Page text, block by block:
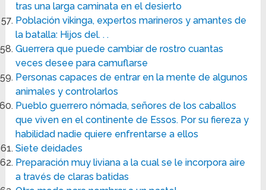
tras una larga caminata en el desierto
Población vikinga, expertos marineros y amantes de
la batalla: Hijos del. . .
Guerrera que puede cambiar de rostro cuantas
veces desee para camuflarse
Personas capaces de entrar en la mente de algunos
animales y controlarlos
Pueblo guerrero nómada, señores de los caballos
que viven en el continente de Essos. Por su fiereza y
habilidad nadie quiere enfrentarse a ellos
Siete deidades
Preparación muy liviana a la cual se le incorpora aire
a través de claras batidas